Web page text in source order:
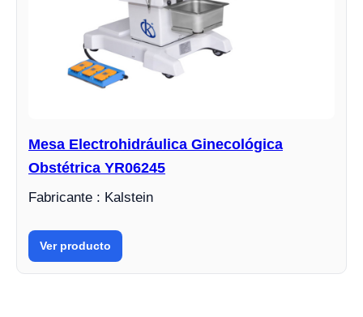
Mesa Electrohidráulica Ginecológica
Obstétrica YR06245
Fabricante : Kalstein
Ver producto